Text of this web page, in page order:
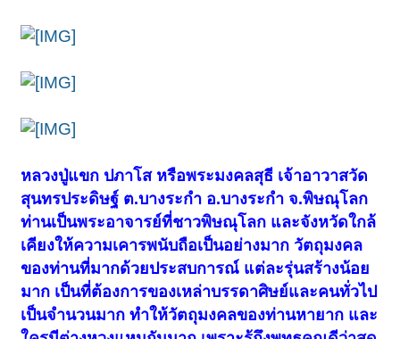
หลวงปู่แขก ปภาโส หรือพระมงคลสุธี เจ้าอาวาสวัด
สุนทรประดิษฐ์ ต.บางระกำ อ.บางระกำ จ.พิษณุโลก
ท่านเป็นพระอาจารย์ที่ชาวพิษณุโลก และจังหวัดใกล้
เคียงให้ความเคารพนับถือเป็นอย่างมาก วัตถุมงคล
ของท่านที่มากด้วยประสบการณ์ แต่ละรุ่นสร้างน้อย
มาก เป็นที่ต้องการของเหล่าบรรดาศิษย์และคนทั่วไป
เป็นจำนวนมาก ทำให้วัตถุมงคลของท่านหายาก และ